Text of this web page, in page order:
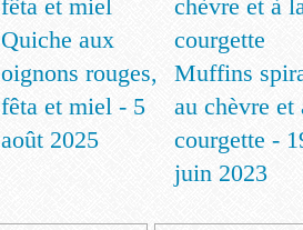
Quiche aux
oignons rouges,
fêta et miel - 5
août 2025
Muffins
au chèvre et
courgette -
juin 2023